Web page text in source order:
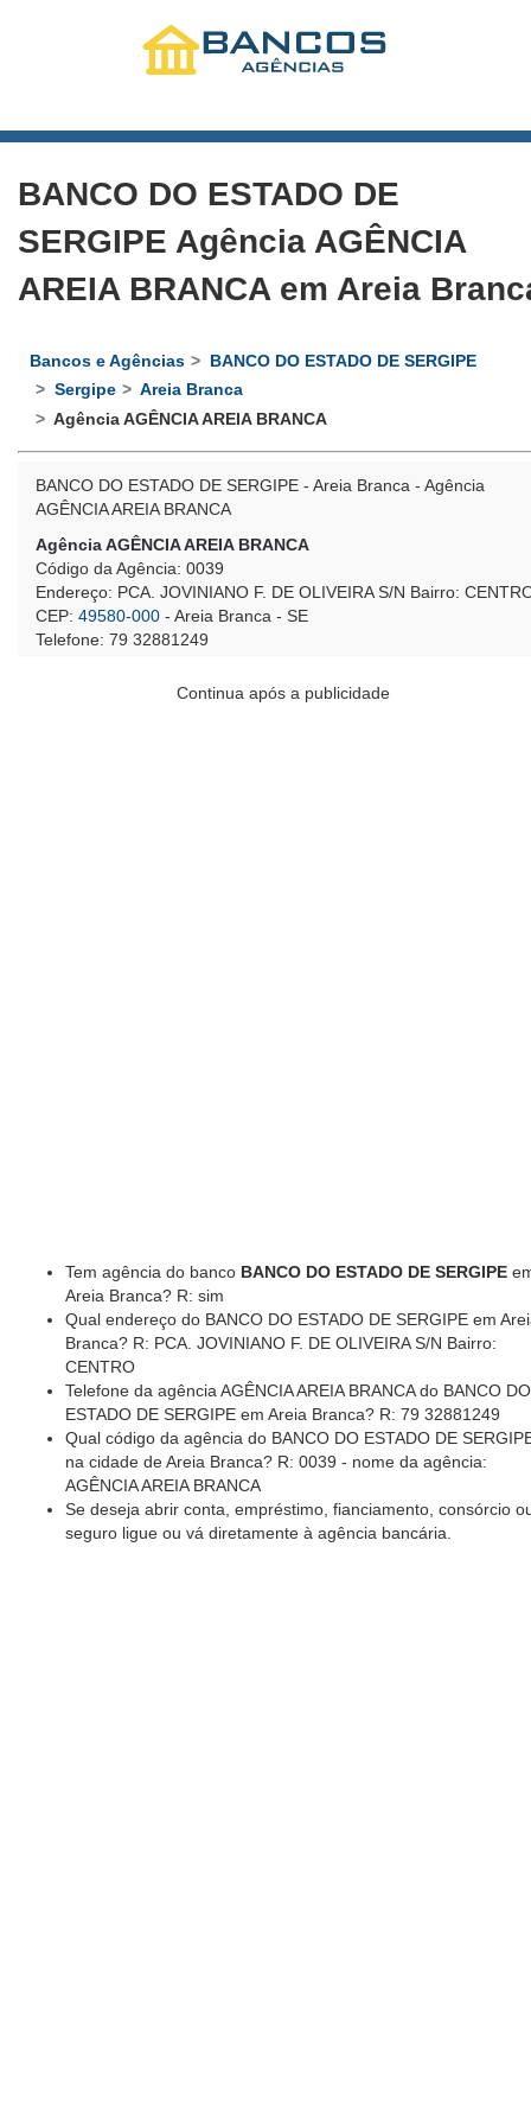
BANCO DO ESTADO DE
SERGIPE Agência AGÊNCIA
AREIA BRANCA em Areia
Bancos e Agências
BANCO DO ESTADO DE SERGIPE
Sergipe
Areia Branca
Agência AGÊNCIA AREIA BRANCA
BANCO DO ESTADO DE SERGIPE - Areia Branca - Agência
AGÊNCIA AREIA BRANCA
Agência AGÊNCIA AREIA BRANCA
Código da Agência: 0039
Endereço: PCA. JOVINIANO F. DE OLIVEIRA S/N Bairro:
CEP: 49580-000 - Areia Branca - SE
Telefone: 79 32881249
Continua após a publicidade
Tem agência do banco BANCO DO ESTADO DE SERGIPE
Areia Branca? R: sim
Qual endereço do BANCO DO ESTADO DE SERGIPE em
Branca? R: PCA. JOVINIANO F. DE OLIVEIRA S/N Bairro:
CENTRO
Telefone da agência AGÊNCIA AREIA BRANCA do BANCO DO
ESTADO DE SERGIPE em Areia Branca? R: 79 32881249
Qual código da agência do BANCO DO ESTADO DE
na cidade de Areia Branca? R: 0039 - nome da agência:
AGÊNCIA AREIA BRANCA
Se deseja abrir conta, empréstimo, fianciamento, consórcio
seguro ligue ou vá diretamente à agência bancária.